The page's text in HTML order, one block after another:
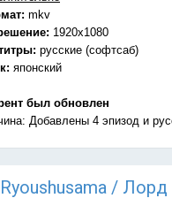
mkv
1920x1080
русские (софтсаб)
японский
был обновлен
Добавлены 4 эпизод и
/